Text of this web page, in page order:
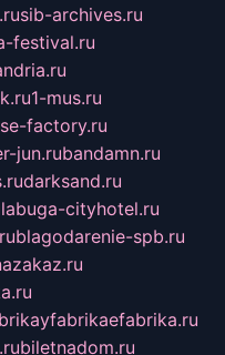
sib-archives.ru
festival.ru
1-mus.ru
factory.ru
jun.rubandamn.ru
darksand.ru
cityhotel.ru
blagodarenie-spb.ru
biletnadom.ru